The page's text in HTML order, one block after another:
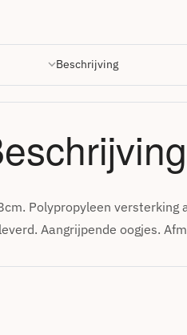
Beschrijving
Polypropyleen
Aangrijpende oogjes.